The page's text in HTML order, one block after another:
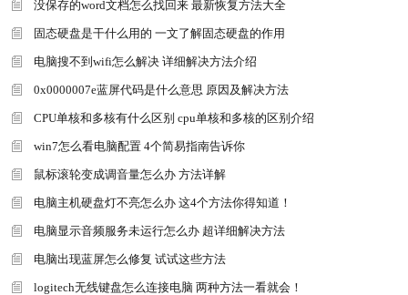
没保存的word文档怎么找回来 最新恢复方法大全
固态硬盘是干什么用的 一文了解固态硬盘的作用
电脑搜不到wifi怎么解决 详细解决方法介绍
0x0000007e蓝屏代码是什么意思 原因及解决方法
CPU单核和多核有什么区别 cpu单核和多核的区别介绍
win7怎么看电脑配置 4个简易指南告诉你
鼠标滚轮变成调音量怎么办 方法详解
电脑主机硬盘灯不亮怎么办 这4个方法你得知道！
电脑显示音频服务未运行怎么办 超详细解决方法
电脑出现蓝屏怎么修复 试试这些方法
logitech无线键盘怎么连接电脑 两种方法一看就会！